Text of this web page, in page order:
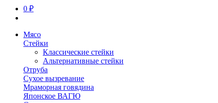
0 ₽
Мясо
Стейки
Классические стейки
Альтернативные стейки
Отруба
Сухое вызревание
Мраморная говядина
Японское ВАГЮ